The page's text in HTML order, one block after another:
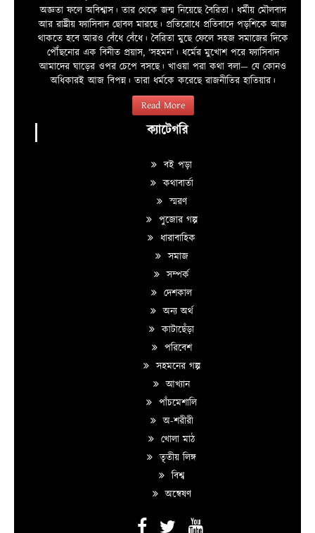
অজ্ঞতা ফলে অবিশ্বাস। তার থেকে জন্ম নিয়েছে বৈরিতা। ধর্মীয় মৌলবাদ
আর রাষ্ট্রীয় ফ্যাসিবাদ ছোবল মারছে। প্রতিরোধে প্রতিবাদে পড়শিকে আজ
থাকতে হবে আরও বেঁধে বেঁধে। বৈরিতা মুছে ফেলে সহজ সমাজের দিকে
পৌঁছনোর এক বিনীত প্রয়াস, ‘সহমন’। ধর্মের মুখোশ পরে ফ্যাসিবাদ
আমাদের ঘাড়ের ওপর চেপে বসছে। খাওয়া পরা কথা বলা—­­ যে কোনও
অধিকারই আজ বিপন্ন। তারা ধর্মকে করেছে রাজনীতির হাতিয়ার।
Read More
ক্যাটেগরি
বই পড়া
কথাবার্তা
স্মরণ
পুজোর গল্প
ধারাবাহিক
সমাজ
সম্পর্ক
দেশকাল
অন্য অর্থ
কাটাছেঁড়া
পরিবেশ
সহমনের গল্প
আখ্যান
পাঁচমেশালি
অ-শরীরী
খোলা মাঠ
তৃতীয় লিঙ্গ
বিশ্ব
অন্বেষণ